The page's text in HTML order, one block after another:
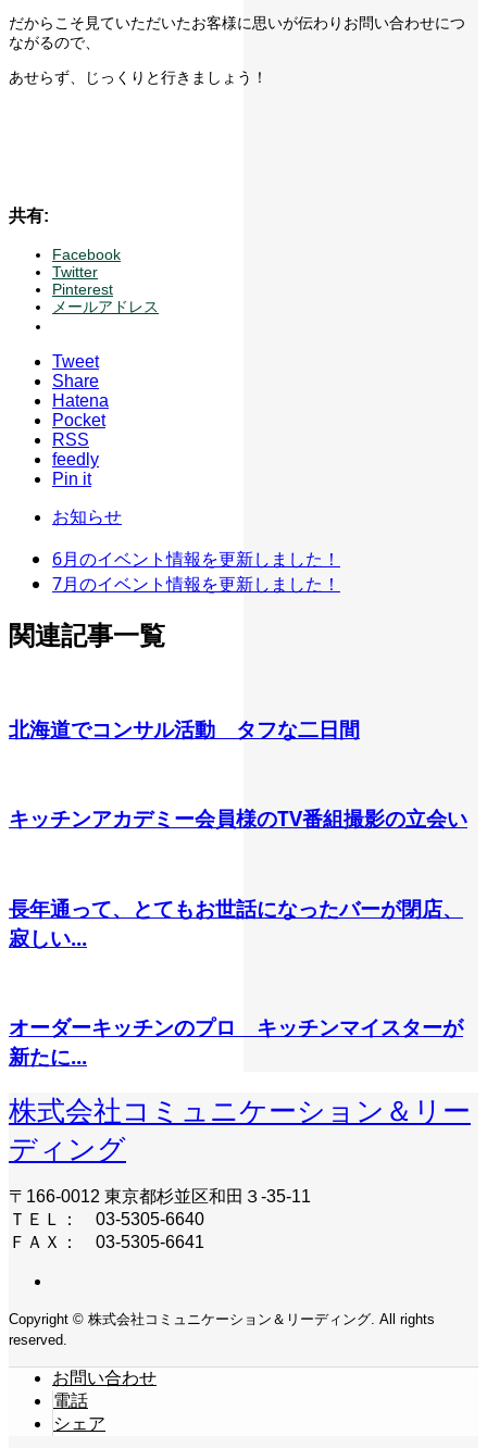
だからこそ見ていただいたお客様に思いが伝わりお問い合わせにつ
ながるので、
あせらず、じっくりと行きましょう！
共有:
Facebook
Twitter
Pinterest
メールアドレス
Tweet
Share
Hatena
Pocket
RSS
feedly
Pin it
お知らせ
6月のイベント情報を更新しました！
7月のイベント情報を更新しました！
関連記事一覧
北海道でコンサル活動 タフな二日間
キッチンアカデミー会員様のTV番組撮影の立会い
長年通って、とてもお世話になったバーが閉店、
寂しい...
オーダーキッチンのプロ キッチンマイスターが
新たに...
株式会社コミュニケーション＆リー
ディング
〒166-0012 東京都杉並区和田３-35-11
ＴＥＬ： 03-5305-6640
ＦＡＸ： 03-5305-6641
Copyright © 株式会社コミュニケーション＆リーディング. All rights
reserved.
お問い合わせ
電話
シェア